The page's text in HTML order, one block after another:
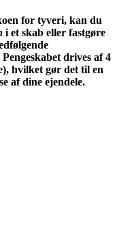
for tyveri, kan du
i et skab eller fastgøre
drives af 4
hvilket gør det til en
af dine ejendele.